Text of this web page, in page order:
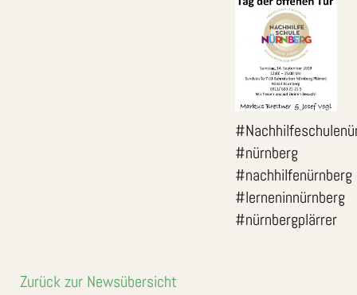
#nürnberg
#nachhilfenürnberg
#lerneninnürnberg
#nürnbergplärrer
Zurück zur Newsübersicht